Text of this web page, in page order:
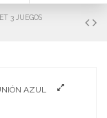
3 JUEGOS